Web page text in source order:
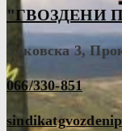
"ГВОЗДЕНИ
Таковска 3,
066/330-851